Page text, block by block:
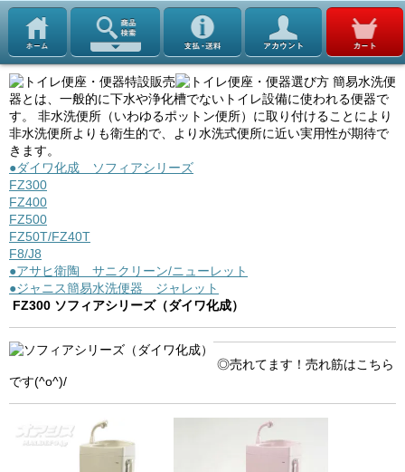
簡易水洗便
器とは、一般的に下水や浄化槽でないトイレ設備に使われる便器で
す。 非水洗便所（いわゆるポットン便所）に取り付けることにより
非水洗便所よりも衛生的で、より水洗式便所に近い実用性が期待で
きます。
●ダイワ化成 ソフィアシリーズ
FZ300
FZ400
FZ500
FZ50T/FZ40T
F8/J8
●アサヒ衛陶 サニクリーン/ニューレット
●ジャニス簡易水洗便器 ジャレット
FZ300 ソフィアシリーズ（ダイワ化成）
◎売れてます！売れ筋はこちら
です(^o^)/